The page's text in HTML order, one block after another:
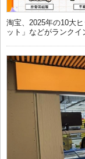
淘宝、2025年の10大
ット」などがランクイ